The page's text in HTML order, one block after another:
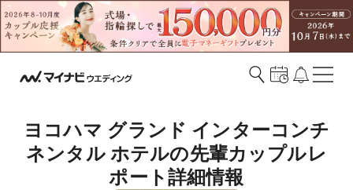
ヨコハマ グランド インターコンチ
ネンタル ホテルの先輩カップルレ
ポート詳細情報